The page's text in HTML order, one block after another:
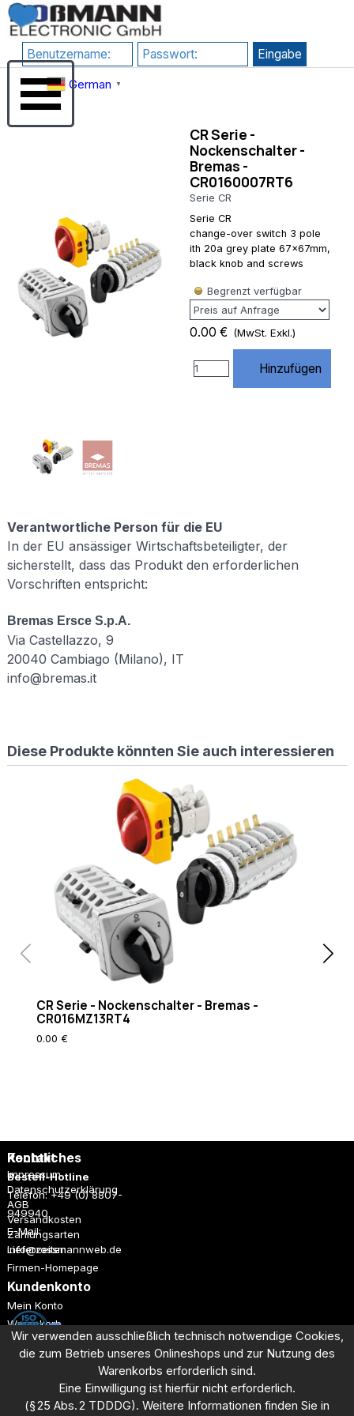
Direkt zum Seiteninhalt
German ▼
Menü überspringen
google-
site-
verification=JHZosFIuJxTsgD2P4_DmdLT4_H8uIH1F1qLf7l-
Su3s
RewriteEngine
On # 1) HTTPS
erzwingen
RewriteCond
%{HTTPS}
!=on
RewriteRule
Domain)
RewriteCond
{HTTP_HOST}
^rossmann-
onlineshop\.de$
[NC]
RewriteRule
RewriteCond
%
{THE_REQUEST}
https://www.rossmann-
onlineshop.de/
[R=301,L] # 4)
Standard URLs
von Website
unterstützen #
werden von X5
benötigt –
NICHT
!-f
RewriteCond
{REQUEST_FILENAME}
CR Serie -
Nockenschalter -
Bremas -
CR0160007RT6
Serie CR
Serie CR
change-over switch 3 pole
ith 20a grey plate 67x67mm,
black knob and screws
Begrenzt verfügbar
0.00 € (MwSt. Exkl.)
Hinzufügen
Verantwortliche Person für die EU
In der EU ansässiger Wirtschaftsbeteiligter, der
sicherstellt, dass das Produkt den erforderlichen
Vorschriften entspricht:
Bremas Ersce S.p.A.
Via Castellazzo, 9
20040 Cambiago (Milano), IT
info@bremas.it
Diese Produkte könnten Sie auch interessieren
CR Serie - Nockenschalter - Bremas -
CR016MZ13RT4
0.00 €
Rechtliches
Impressum
Datenschutzerklärung
AGB
Versandkosten
Zahlungsarten
Lieferzeiten
Kundenkonto
Mein Konto
Warenkorb
Registrieren
Anmelden
Kontakt
Bestell-Hotline
Telefon: +49 (0) 8807-
949940
E-Mail:
info@rossmannweb.de
Firmen-Homepage
Dieses Angebot richtet sich ausschließlich an Unternehmen aus
Industrie, Handel und Gewerbe.
Wir verwenden ausschließlich technisch notwendige Cookies,
die zum Betrieb unseres Onlineshops und zur Nutzung des
Warenkorbs erforderlich sind.
Eine Einwilligung ist hierfür nicht erforderlich.
(§ 25 Abs. 2 TDDDG). Weitere Informationen finden Sie in